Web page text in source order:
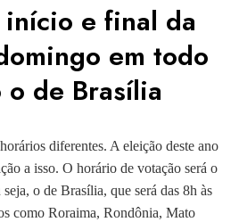
e final da
em todo
de Brasília
diferentes. A eleição deste ano
a isso. O horário de votação será o
o de Brasília, que será das 8h às
como Roraima, Rondônia, Mato